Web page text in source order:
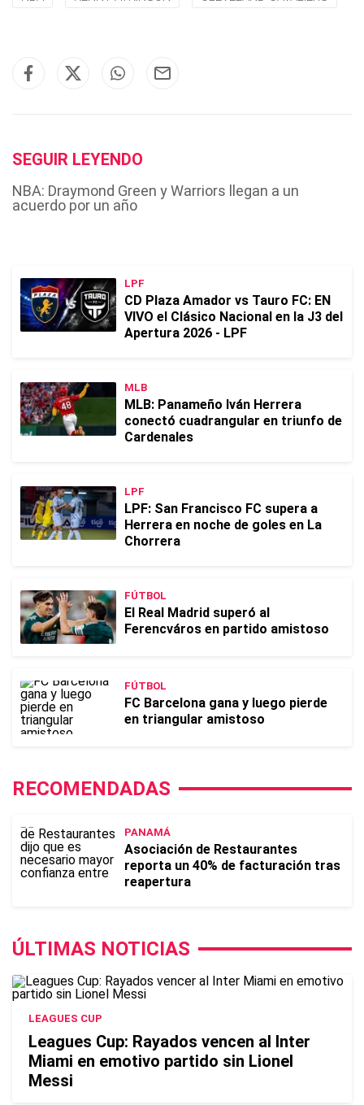
SEGUIR LEYENDO
NBA: Draymond Green y Warriors llegan a un
acuerdo por un año
LPF
CD Plaza Amador vs Tauro FC: EN
VIVO el Clásico Nacional en la J3 del
Apertura 2026 - LPF
MLB
MLB: Panameño Iván Herrera
conectó cuadrangular en triunfo de
Cardenales
LPF
LPF: San Francisco FC supera a
Herrera en noche de goles en La
Chorrera
FÚTBOL
El Real Madrid superó al
Ferencváros en partido amistoso
FÚTBOL
FC Barcelona gana y luego pierde
en triangular amistoso
RECOMENDADAS
PANAMÁ
Asociación de Restaurantes
reporta un 40% de facturación tras
reapertura
ÚLTIMAS NOTICIAS
LEAGUES CUP
Leagues Cup: Rayados vencen al Inter
Miami en emotivo partido sin Lionel
Messi